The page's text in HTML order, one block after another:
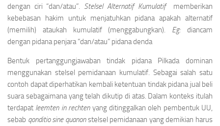
dengan ciri “dan/atau”. Stelsel Alternatif Kumulatifmemberikan
kebebasan hakim untuk menjatuhkan pidana apakah alternatif
(memilih) ataukah kumulatif (menggabungkan). Eg: diancam
dengan pidana penjara “dan/atau” pidana denda
Bentuk pertanggungjawaban tindak pidana Pilkada dominan
menggunakan stelsel pemidanaan kumulatif. Sebagai salah satu
contoh dapat diperhatikan kembali ketentuan tindak pidana jual beli
suara sebagaimana yang telah dikutip di atas. Dalam konteks itulah
terdapat leemten in rechtenyang ditinggalkan oleh pembentuk UU,
sebab qonditio sine quanonstelsel pemidanaan yang demikian harus